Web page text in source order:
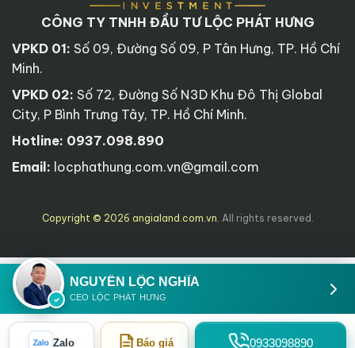
CÔNG TY TNHH ĐẦU TƯ LỘC PHÁT HƯNG
VPKD 01: Số 09, Đường Số 09, P Tân Hưng, TP. Hồ Chí
Minh.
VPKD 02: Số 72, Đường Số N3D Khu Đô Thị Global
City, P Bình Trưng Tây, TP. Hồ Chí Minh.
Hotline: 0937.098.890
Email: locphathung.com.vn@gmail.com
Copyright © 2026 angialand.com.vn . All rights reserved.
NGUYỄN LỘC NGHĨA
CEO LỘC PHÁT HƯNG
Zalo Zalo Báo giá 0933098890